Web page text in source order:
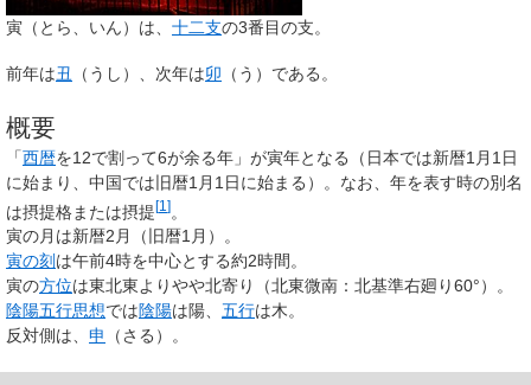
寅 （とら、いん）は、 十二支の3番目の支。
前年は丑 （うし）、次年は卯 （う）である。
概要
「西暦を12で割って6が余る年」が寅年となる（日本では新暦1月1日
に始まり、中国では旧暦1月1日に始まる）。なお、年を表す時の別名
は摂提格または摂提[1 ]。
寅の月は新暦2月（旧暦1月）。
寅の刻 は午前4時を中心とする約2時間。
寅の方位は東北東よりやや北寄り（北東微南：北基準右廻り60°）。
陰陽五行思想では陰陽は陽、 五行は木。
反対側は、 申 （さる）。